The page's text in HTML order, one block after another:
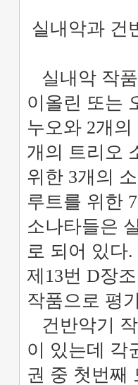
실내악과 건
실내악 작
이올린 또는
누오와 2개
개의 트리오
위한 3개의
루트를 위한
소나타들은
로 되어 있다
제13번 D장
작품으로 평
건반악기
이 있는데 각
권 중 첫번째